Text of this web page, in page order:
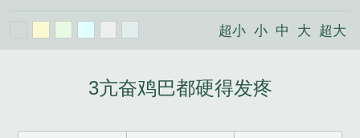
超小 小 中 大 超大
3亢奋鸡巴都硬得发疼